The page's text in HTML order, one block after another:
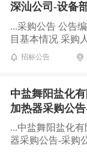
深汕公司-设备
...采购公告 公告
目基本情况 采购
招标公告
中盐舞阳盐化
加热器采购公
...中盐舞阳盐化
器采购公告-采购